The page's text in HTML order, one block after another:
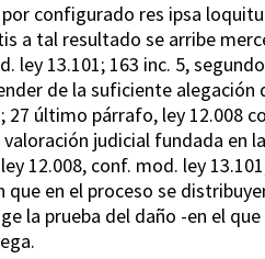
configurado res ipsa
a tal resultado se arribe
ley 13.101; 163 inc. 5,
de la suficiente
27 último párrafo, ley
judicial fundada en
12.008, conf. mod. ley
que en el proceso se
la prueba del daño -en el